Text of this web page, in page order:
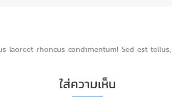
laoreet rhoncus condimentum! Sed est
ใส่ความเห็น